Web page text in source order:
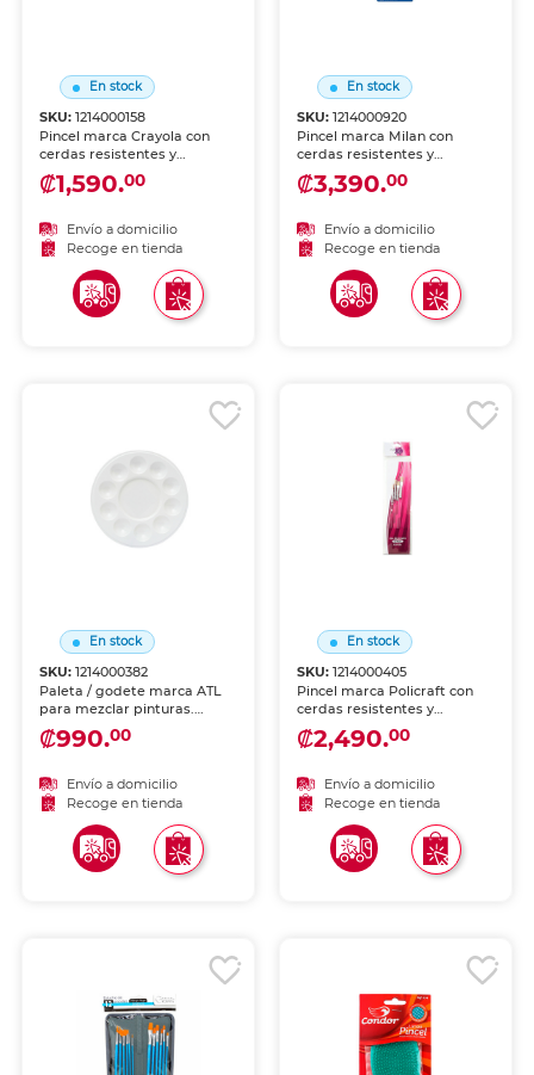
En stock
SKU:1214000158
Pincel marca Crayola con
cerdas resistentes y
acabado uniforme. Apto
para acuarela, acrílico, óleo y
manualidades.
₡1,590.00
Envío a domicilio
Recoge en tienda
En stock
SKU: 1214000920
Pincel marca Milan con
cerdas resistentes y
acabado uniforme. Apto
para acuarela, acrílico, óleo y
manualidades.
₡3,390.00
Envío a domicilio
Recoge en tienda
En stock
SKU:1214000382
Paleta / godete marca ATL
para mezclar pinturas.
Material resistente y fácil de
limpiar, ideal para acuarela,
₡990.00
Envío a domicilio
Recoge en tienda
En stock
SKU: 1214000405
Pincel marca Policraft con
cerdas resistentes y
acabado uniforme. Apto
para acuarela, acrílico, óleo y
₡2,490.00
Envío a domicilio
Recoge en tienda